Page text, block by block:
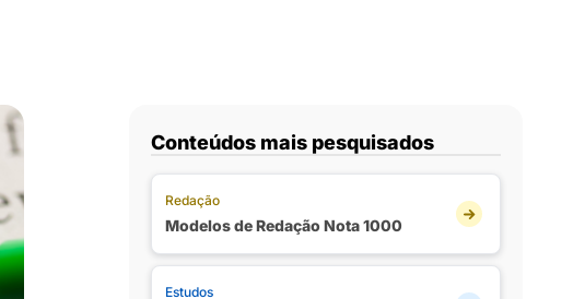
Conteúdos mais pesquisados
Redação
Modelos de Redação Nota 1000
Estudos